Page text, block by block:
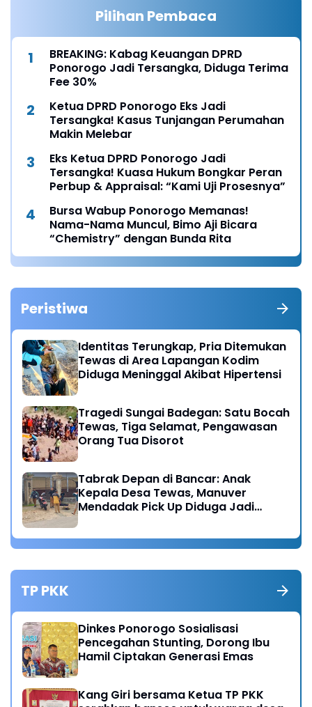
Pilihan Pembaca
BREAKING: Kabag Keuangan DPRD
Ponorogo Jadi Tersangka, Diduga Terima
Fee 30%
Ketua DPRD Ponorogo Eks Jadi
Tersangka! Kasus Tunjangan Perumahan
Makin Melebar
Eks Ketua DPRD Ponorogo Jadi
Tersangka! Kuasa Hukum Bongkar Peran
Perbup & Appraisal: “Kami Uji Prosesnya”
Bursa Wabup Ponorogo Memanas!
Nama-Nama Muncul, Bimo Aji Bicara
“Chemistry” dengan Bunda Rita
Peristiwa
Identitas Terungkap, Pria Ditemukan
Tewas di Area Lapangan Kodim
Diduga Meninggal Akibat Hipertensi
Tragedi Sungai Badegan: Satu Bocah
Tewas, Tiga Selamat, Pengawasan
Orang Tua Disorot
Tabrak Depan di Bancar: Anak
Kepala Desa Tewas, Manuver
Mendadak Pick Up Diduga Jadi
TP PKK
Dinkes Ponorogo Sosialisasi
Pencegahan Stunting, Dorong Ibu
Hamil Ciptakan Generasi Emas
Kang Giri bersama Ketua TP PKK